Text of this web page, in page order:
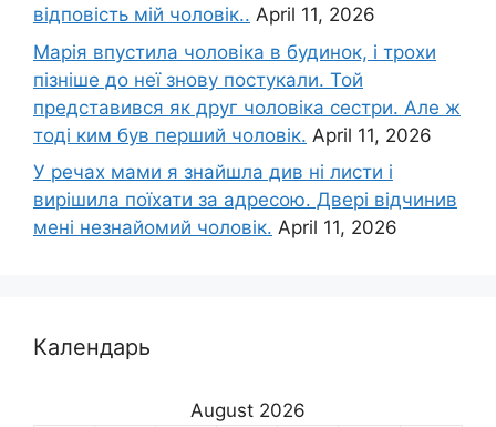
відповість мій чоловік.. April 11, 2026
Марія впустила чоловіка в будинок, і трохи
пізніше до неї знову постукали. Той
представився як друг чоловіка сестри. Але ж
тоді ким був перший чоловік. April 11, 2026
У речах мами я знайшла див ні листи і
вирішила поїхати за адресою. Двері відчинив
мені незнайомий чоловік. April 11, 2026
Календарь
August 2026